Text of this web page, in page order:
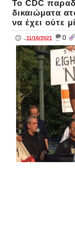
Το CDC
δικαιώματα
να έχει ούτε
..11/16/2021 _ 0